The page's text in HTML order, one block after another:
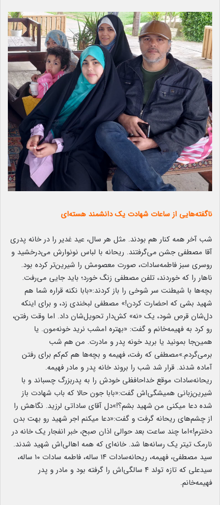
ناگفته‌هایی از ساعات شهادت یک دانشمند هسته‌ای
شب آخر همه کنار هم بودند. مثل هر سال، عید غدیر را در خانه پدری
آقا مصطفی جشن می‌گرفتند. ریحانه با لباس نونوارش می‌درخشید و
روسری سبز فاطمه‌سادات، صورت معصومش را شیرین‌تر کرده بود.
ناهار را که خوردند، تلفن مصطفی زنگ خورد؛ باید جایی می‌رفت.
بچه‌ها با شیطنت سر شوخی را باز کردند:«بابا نکنه قراره شما هم
شهید بشی که احضارت کردن!» مصطفی لبخندی زد، و برای اینکه
دل‌شان قرص شود، یک «نه» کش‌دار تحویل‌شان داد. اما وقت رفتن،
رو کرد به فهیمه‌خانم و گفت: «بهتره امشب نرید خونه‌مون. یا
همین‌جا بمونید یا برید خونه پدر و مادرت. من هم شب
برمی‌گردم.»مصطفی که رفت، فهیمه و بچه‌ها هم کم‌کم برای رفتن
آماده شدند. قرار شد شب را بروند خانه پدر و مادر فهیمه.
ریحانه‌سادات موقع خداحافظی خودش را به پدربزرگ چسباند و با
شیرین‌زبانی همیشگی‌اش گفت:«بابا جون حالا که باب شهادت باز
شده دعا میکنی من شهید بشم؟!»دل آقای ساداتی لرزید. نگاهش را
از چشم‌های ریحانه گرفت و گفت:«دعا میکنم اجر شهید رو بهت بدن
دخترم!»اما چند ساعت بعد حوالی اذان صبح، خبر انفجار یک خانه در
نارمک تیتر یک رسانه‌ها شد. خانه‌ای که همه اهالی‌اش شهید شدند.
سید مصطفی، فهیمه، ریحانه‌سادات ۱۴ ساله، فاطمه سادات ۱۰ ساله،
سیدعلی که تازه تولد ۴ سالگی‌اش را گرفته بود و مادر و پدر
فهیمه‌خانم.